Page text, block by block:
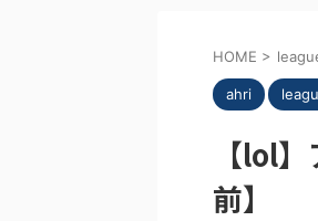
HOME >
ahri
【lol
前】